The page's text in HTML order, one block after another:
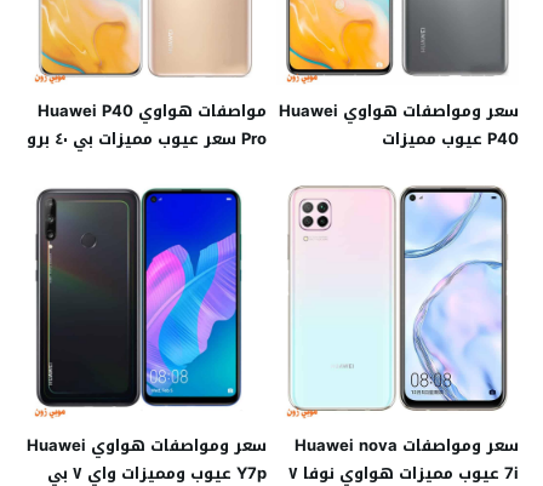
سعر ومواصفات هواوي Huawei
P40 عيوب مميزات
مواصفات هواوي Huawei P40
Pro سعر عيوب مميزات بي ٤٠ برو
سعر ومواصفات Huawei nova
7i عيوب مميزات هواوي نوفا ٧
سعر ومواصفات هواوي Huawei
Y7p عيوب ومميزات واي ٧ بي